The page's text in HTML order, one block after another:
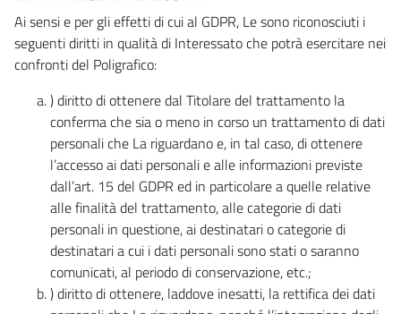
Ai sensi e per gli effetti di cui al GDPR, Le sono riconosciuti i
seguenti diritti in qualità di Interessato che potrà esercitare nei
confronti del Poligrafico:
) diritto di ottenere dal Titolare del trattamento la
conferma che sia o meno in corso un trattamento di dati
personali che La riguardano e, in tal caso, di ottenere
l’accesso ai dati personali e alle informazioni previste
dall’art. 15 del GDPR ed in particolare a quelle relative
alle finalità del trattamento, alle categorie di dati
personali in questione, ai destinatari o categorie di
destinatari a cui i dati personali sono stati o saranno
comunicati, al periodo di conservazione, etc.;
) diritto di ottenere, laddove inesatti, la rettifica dei dati